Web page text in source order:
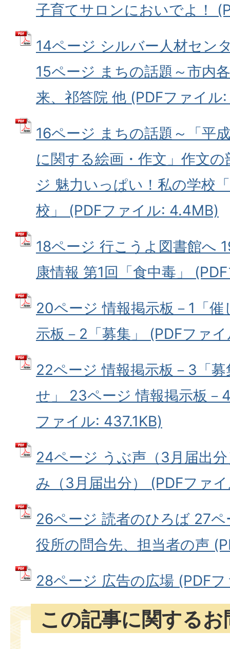
子育てサロンにおいでよ！
14ページ シルバー人材セン
15ページ まちの話題～市内
来、祁答院 他 (PDFファイル
16ページ まちの話題～「平
に関する絵画・作文」作文
ジ 魅力いっぱい！私の学校
校」 (PDFファイル: 4.4MB)
18ページ 行こうよ図書館へ
康情報 第1回「食中毒」
20ページ 情報掲示板－1「
示板－2「募集」 (PDFファ
22ページ 情報掲示板－3「
せ」 23ページ 情報掲示板－
ファイル: 437.1KB)
24ページ うぶ声（3月届出
み（3月届出分） (PDFファ
26ページ 読者のひろば 27
役所の問合先、担当者の声
28ページ 広告の広場 (PDF
この記事に関する